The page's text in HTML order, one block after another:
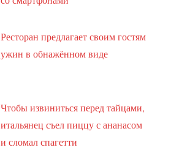
Ресторан предлагает своим гостям
ужин в обнажённом виде
Чтобы извиниться перед тайцами,
итальянец съел пиццу с ананасом
и сломал спагетти